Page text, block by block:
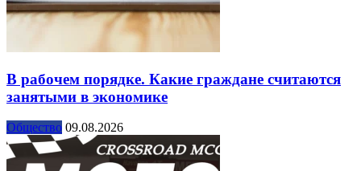
В рабочем порядке. Какие граждане считаются
занятыми в экономике
Общество 09.08.2026